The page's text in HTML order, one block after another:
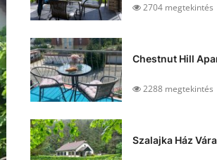
2704 megtekintés
Chestnut Hill
2288 megtekintés
Szalajka Ház